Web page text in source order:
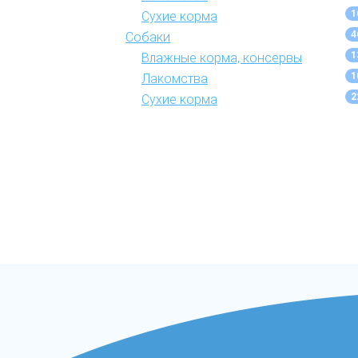
Сухие корма
Собаки
Влажные корма, консервы
Лакомства
Сухие корма